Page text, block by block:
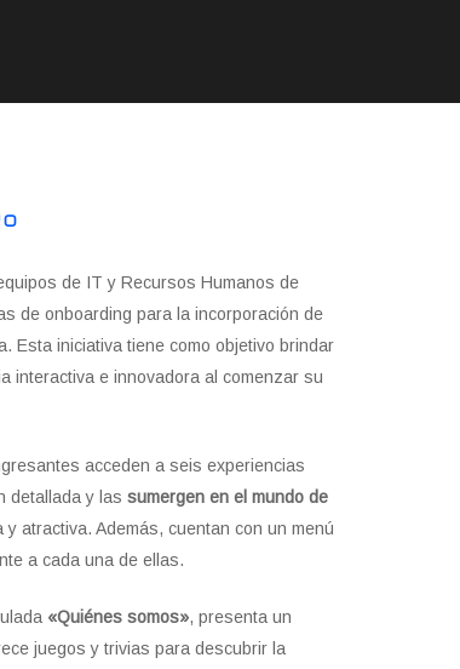
de IT y Recursos Humanos de
de onboarding para la incorporación de
Esta iniciativa tiene como objetivo brindar
interactiva e innovadora al comenzar su
acceden a seis experiencias
detallada y lassumergen en el mundo de
y atractiva. Además, cuentan con un menú
a cada una de ellas.
«Quiénes somos», presenta un
juegos y trivias para descubrir la